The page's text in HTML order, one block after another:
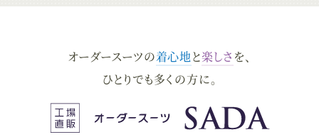
ー
ス
ー
ス
ー
ス
ー
ス
ス
オーダースーツの着心地と楽しさ を、
ひとりでも多くの方に。